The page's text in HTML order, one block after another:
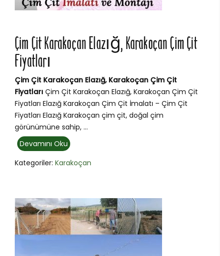
Çim Çit Karakoçan Elazığ, Karakoçan Çim Çit
Fiyatları
Çim Çit Karakoçan Elazığ, Karakoçan Çim Çit
Fiyatları Çim Çit Karakoçan Elazığ, Karakoçan Çim Çit
Fiyatları Elazığ Karakoçan Çim Çit İmalatı – Çim Çit
Fiyatları Elazığ Karakoçan çim çit, doğal çim
görünümüne sahip, ...
Devamını Oku
Kategoriler: Karakoçan